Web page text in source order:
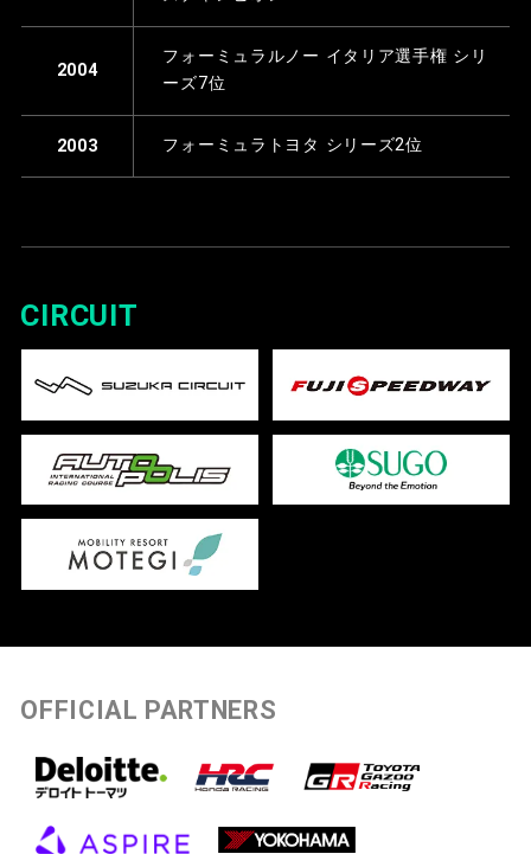
2004
フォーミュラルノー イタリア選手権 シリ
ーズ7位
2003 フォーミュラトヨタ シリーズ2位
CIRCUIT
OFFICIAL PARTNERS